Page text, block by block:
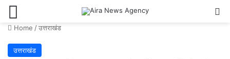
Home /उत्तराखंड
उत्तराखंड